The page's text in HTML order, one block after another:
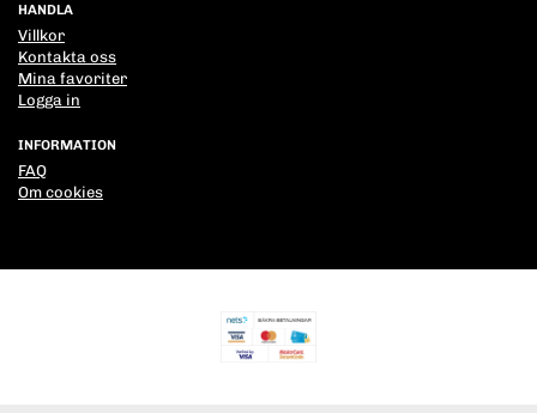
HANDLA
Villkor
Kontakta oss
Mina favoriter
Logga in
INFORMATION
FAQ
Om cookies